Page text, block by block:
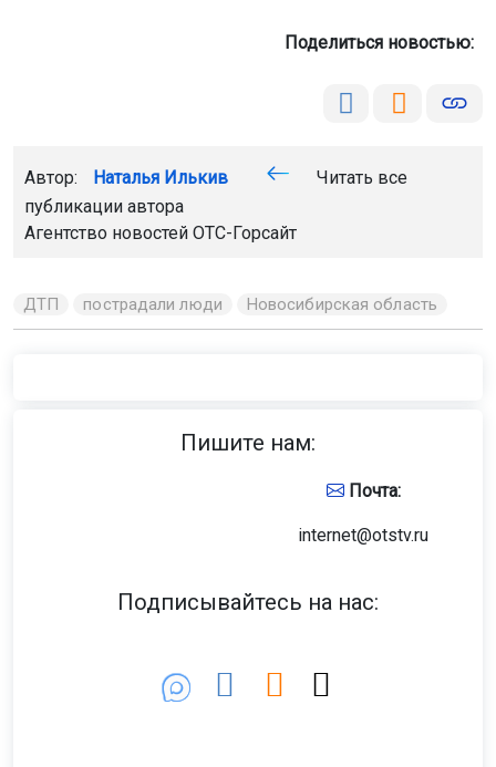
Поделиться новостью:
Автор: Наталья Илькив
Читать все
публикации автора
Агентство новостей ОТС-Горсайт
ДТП пострадали люди Новосибирская область
Пишите нам:
Почта:
internet@otstv.ru
Подписывайтесь на нас: